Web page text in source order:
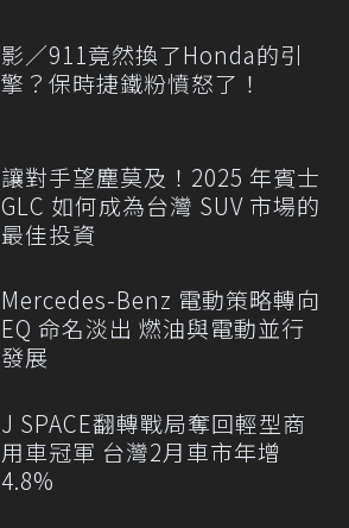
影／911竟然換了Honda的引
擎？保時捷鐵粉憤怒了！
讓對手望塵莫及！2025 年賓士
GLC 如何成為台灣 SUV 市場的
最佳投資
Mercedes-Benz 電動策略轉向
EQ 命名淡出 燃油與電動並行
發展
J SPACE翻轉戰局奪回輕型商
用車冠軍 台灣2月車市年增
4.8%